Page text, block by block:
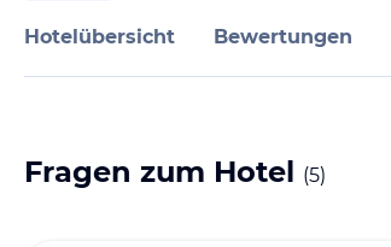
Hotelübersicht Bewertungen
Fragen zum Hotel (5)